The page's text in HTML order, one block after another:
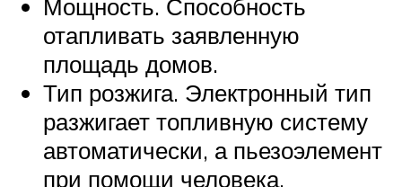
Мощность. Способность
отапливать заявленную
площадь домов.
Тип розжига. Электронный тип
разжигает топливную систему
автоматически, а пьезоэлемент
при помощи человека.